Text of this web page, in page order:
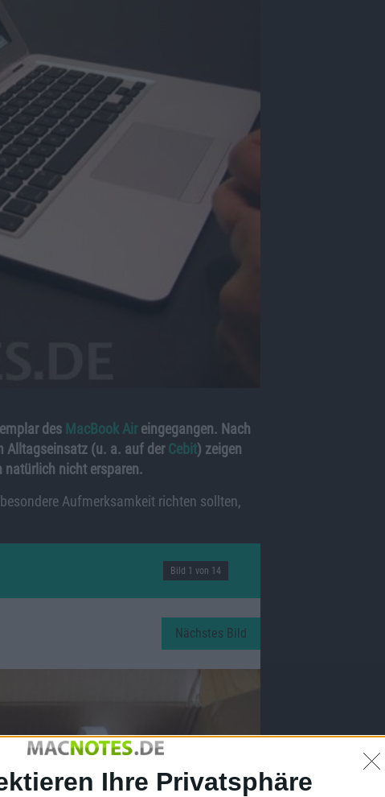
Ihre Privatsphäre
des MacBook Aireingegangen. Nach
Alltagseinsatz (u. a. auf derCebit) zeigen
natürlich nicht ersparen.
Aufmerksamkeit richten sollten,
Bild 1 von 14
Nächstes Bild